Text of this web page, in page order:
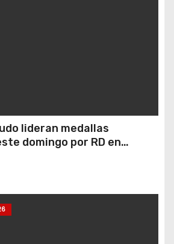
lideran medallas
domingo por RD en
2026